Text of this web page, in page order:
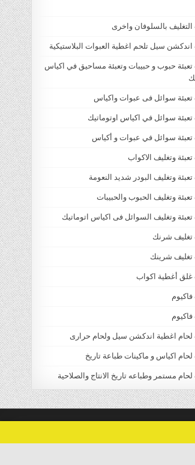
التغليف بالسلوفان واخرى
اندكشن سيل تلحم اغطية العبوات البلاستيكية
تعبئة حبوب و حبيبات وتعبئة مساحيق في اكياس
تعبئة سوائل فى عبوات واكياس
تعبئة سوائل في اكياس اوتوماتيك
تعبئة سوائل في عبوات و أكياس
تعبئة وتغليف الاكواب
تعبئة وتغليف البودر شديد النعومة
تعبئة وتغليف الحبوب والحبيبات
تعبئة وتغليف السوائل فى اكياس اتوماتيك
تغليف شرنك
تغليف شرينك
غلق أغطية اكواب
فاكيوم
فاكيوم
لحام اغطية اندكشن سيل ولحام حرارى
لحام اكياس و ماكينات طباعة تاريخ
لحام مستمر وطباعه تاريخ الانتاج والصلاحية